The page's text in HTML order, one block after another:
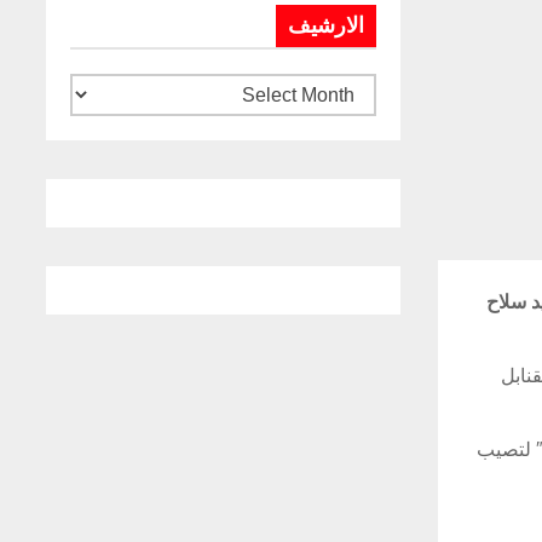
سلاح
ونشرت قيادة المنطقة المركزية لسلاح الجو الصيني، مقطع فيديو كشف عن” أم كل القنابل” أثناء إطلاقها من القاذفة الثقيلة ” إتش 6″ لتصيب
الارشيف